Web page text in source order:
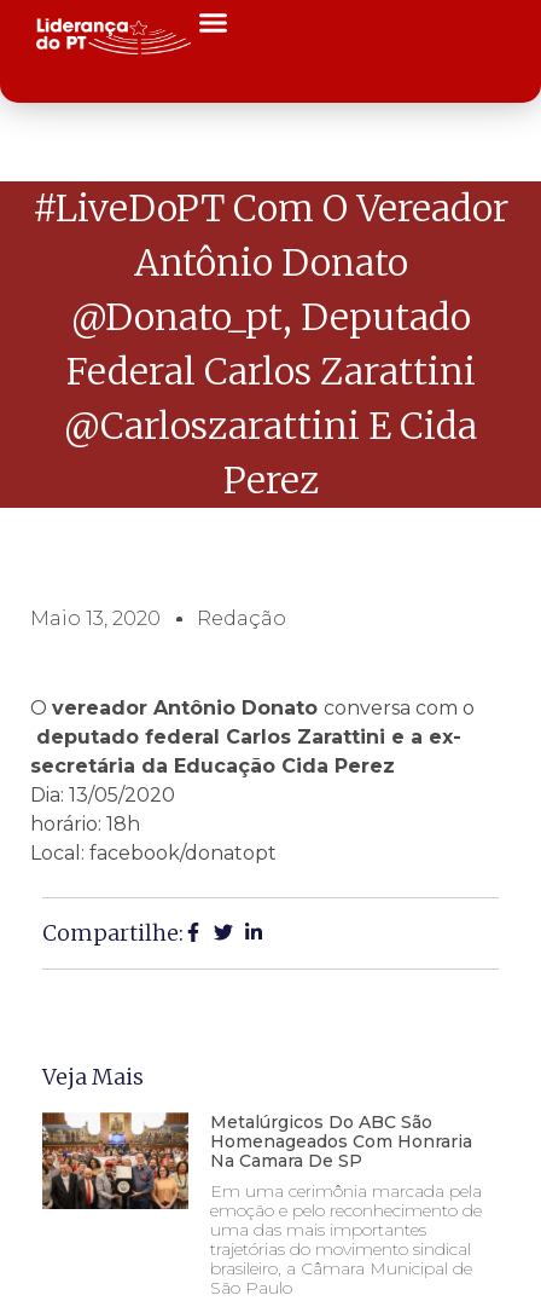
#LiveDoPT Com O Vereador
Antônio Donato
@donato_pt, Deputado
Federal Carlos Zarattini
@carloszarattini E Cida
Perez
Maio 13, 2020 Redação
O vereador Antônio Donato conversa com o
deputado federal Carlos Zarattini e a ex-
secretária da Educação Cida Perez
Dia: 13/05/2020
horário: 18h
Local: facebook/donatopt
Compartilhe:
Veja Mais
Metalúrgicos Do ABC São
Homenageados Com Honraria
Na Camara De SP
Em uma cerimônia marcada pela
emoção e pelo reconhecimento de
uma das mais importantes
trajetórias do movimento sindical
brasileiro, a Câmara Municipal de
São Paulo